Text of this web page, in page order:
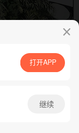
App免费看
免费看打开APP
继续